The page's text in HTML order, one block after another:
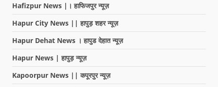
Hafizpur News |। हाफिजपुर न्यूज़
Hapur City News || हापुड़ शहर न्यूज़
Hapur Dehat News । हापुड देहात न्यूज़
Hapur News | हापुड़ न्यूज़
Kapoorpur News || कपूरपुर न्यूज़